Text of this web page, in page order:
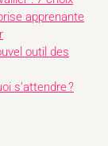
apprenante
outil des
s’attendre ?